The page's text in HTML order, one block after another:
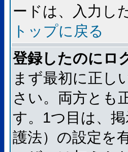
ードは、入力し
トップに戻る
登録したのにロ
まず最初に正し
さい。両方とも
す。1つ目は、
護法）の設定を